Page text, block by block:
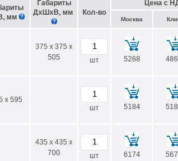
мм
Габариты
ДхШхВ, мм
Кол-во
Цена с
Москва
375 x 375 x
505
шт 5268
x 595
шт
5184
435 x 435 x
700
шт 6174